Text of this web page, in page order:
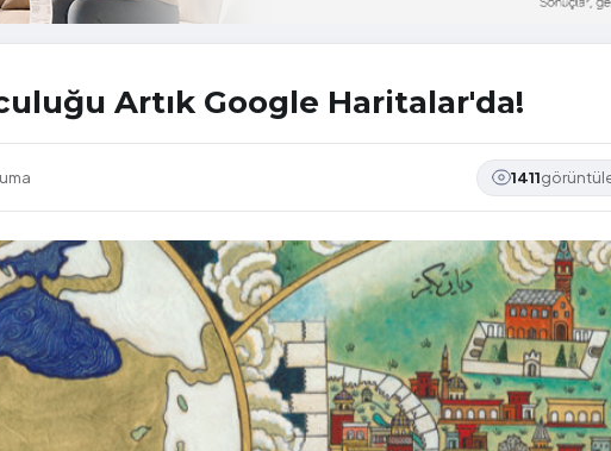
Artık Google Haritalar'da!
1411